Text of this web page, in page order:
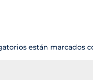
están marcados